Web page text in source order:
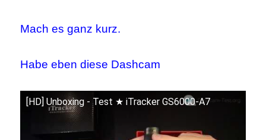
Mach es ganz kurz.
Habe eben diese Dashcam
[HD] Unboxing - Test ★ iTracker GS6000-A7